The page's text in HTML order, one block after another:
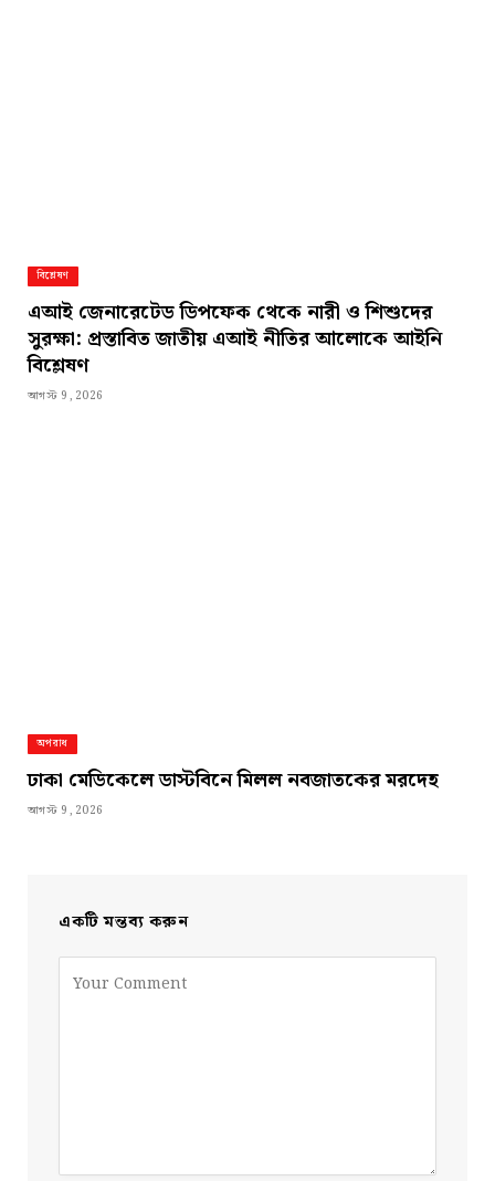
বিশ্লেষণ
এআই জেনারেটেড ডিপফেক থেকে নারী ও শিশুদের
সুরক্ষা: প্রস্তাবিত জাতীয় এআই নীতির আলোকে আইনি
বিশ্লেষণ
আগস্ট 9, 2026
অপরাধ
ঢাকা মেডিকেলে ডাস্টবিনে মিলল নবজাতকের মরদেহ
আগস্ট 9, 2026
একটি মন্তব্য করুন